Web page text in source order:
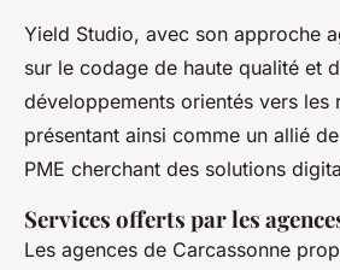
Yield Studio, avec son approche
sur le codage de haute qualité et
développements orientés vers les
présentant ainsi comme un allié
PME cherchant des solutions
Services offerts par les
Les agences de Carcassonne